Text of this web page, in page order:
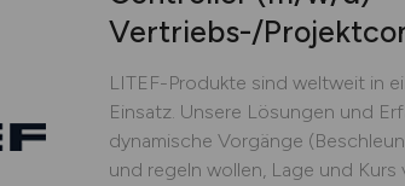
Vertriebs-/
LITEF-Produkte sind weltweit in
Einsatz. Unsere Lösungen und
dynamische Vorgänge
und regeln wollen, Lage und